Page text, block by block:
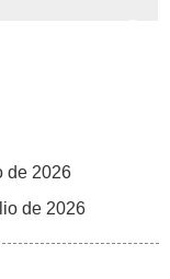
de 2026
de 2026